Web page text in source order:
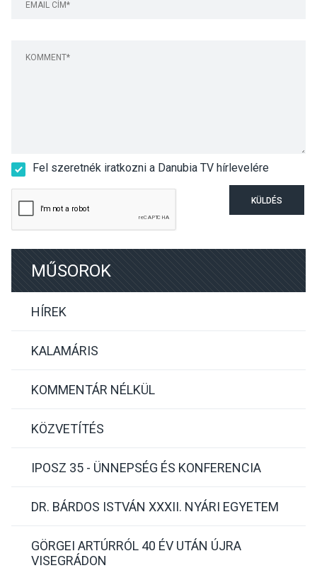
Fel szeretnék iratkozni a Danubia TV hírlevelére
KÜLDÉS
MŰSOROK
HÍREK
KALAMÁRIS
KOMMENTÁR NÉLKÜL
KÖZVETÍTÉS
IPOSZ 35 - ÜNNEPSÉG ÉS KONFERENCIA
DR. BÁRDOS ISTVÁN XXXII. NYÁRI EGYETEM
GÖRGEI ARTÚRRÓL 40 ÉV UTÁN ÚJRA
VISEGRÁDON